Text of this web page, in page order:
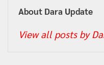
About Dara Update
View all posts by